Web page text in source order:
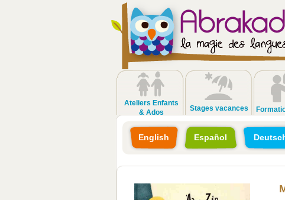
Ateliers Enfants
& Ados
Stages vacances
English Español